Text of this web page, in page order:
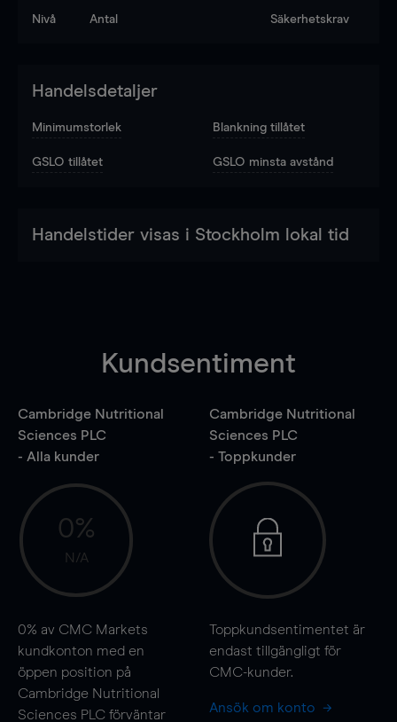
Nivå Antal Säkerhetskrav
Handelsdetaljer
Minimumstorlek Blankning tillåtet
GSLO tillåtet GSLO minsta avstånd
Handelstider visas i Stockholm lokal tid
Kundsentiment
Cambridge Nutritional
Sciences PLC
- Alla kunder
0%
N/A
0% av CMC Markets
kundkonton med en
öppen position på
Cambridge Nutritional
Sciences PLC förväntar
Cambridge Nutritional
Sciences PLC
- Toppkunder
Toppkundsentimentet är
endast tillgängligt för
CMC-kunder.
Ansök om konto